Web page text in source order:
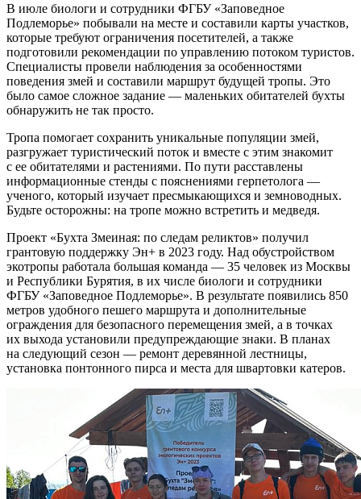
В июле биологи и сотрудники ФГБУ «Заповедное
Подлеморье» побывали на месте и составили карты участков,
которые требуют ограничения посетителей, а также
подготовили рекомендации по управлению потоком туристов.
Специалисты провели наблюдения за особенностями
поведения змей и составили маршрут будущей тропы. Это
было самое сложное задание — маленьких обитателей бухты
обнаружить не так просто.
Тропа помогает сохранить уникальные популяции змей,
разгружает туристический поток и вместе с этим знакомит
с ее обитателями и растениями. По пути расставлены
информационные стенды с пояснениями герпетолога —
ученого, который изучает пресмыкающихся и земноводных.
Будьте осторожны: на тропе можно встретить и медведя.
Проект «Бухта Змеиная: по следам реликтов» получил
грантовую поддержку Эн+ в 2023 году. Над обустройством
экотропы работала большая команда — 35 человек из Москвы
и Республики Бурятия, в их числе биологи и сотрудники
ФГБУ «Заповедное Подлеморье». В результате появились 850
метров удобного пешего маршрута и дополнительные
ограждения для безопасного перемещения змей, а в точках
их выхода установили предупреждающие знаки. В планах
на следующий сезон — ремонт деревянной лестницы,
установка понтонного пирса и места для швартовки катеров.